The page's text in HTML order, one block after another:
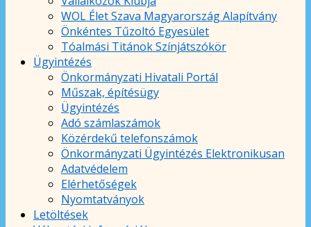
WOL Élet Szava Magyarország Alapítvány
Önkéntes Tűzoltó Egyesület
Tóalmási Titánok Színjátszókör
Ügyintézés
Önkormányzati Hivatali Portál
Műszak, építésügy
Ügyintézés
Adó számlaszámok
Közérdekű telefonszámok
Önkormányzati Ügyintézés Elektronikusan
Adatvédelem
Elérhetőségek
Nyomtatványok
Letöltések